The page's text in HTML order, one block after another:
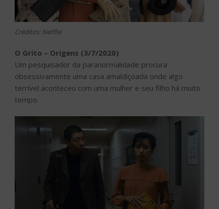
Créditos: Netflix
O Grito – Origens (3/7/2020)
Um pesquisador da paranormalidade procura
obsessivamente uma casa amaldiçoada onde algo
terrível aconteceu com uma mulher e seu filho há muito
tempo.